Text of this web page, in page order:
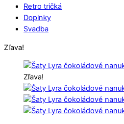
Retro tričká
Doplnky
Svadba
Close
Close
Zľava!
Zľava!